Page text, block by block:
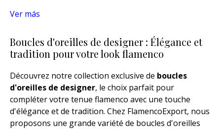
Ver más
Boucles d'oreilles de designer : Élégance et
tradition pour votre look flamenco
Découvrez notre collection exclusive de boucles
d'oreilles de designer, le choix parfait pour
compléter votre tenue flamenco avec une touche
d'élégance et de tradition. Chez FlamencoExport, nous
proposons une grande variété de boucles d'oreilles